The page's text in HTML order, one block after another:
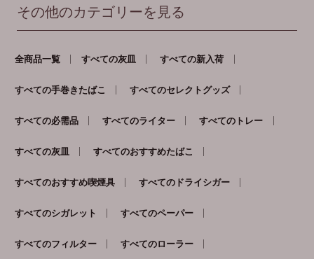
その他のカテゴリーを見る
全商品一覧 すべての灰皿 すべての新入荷
すべての手巻きたばこ すべてのセレクトグッズ
すべての必需品 すべてのライター すべてのトレー
すべての灰皿 すべてのおすすめたばこ
すべてのおすすめ喫煙具 すべてのドライシガー
すべてのシガレット すべてのペーパー
すべてのフィルター すべてのローラー